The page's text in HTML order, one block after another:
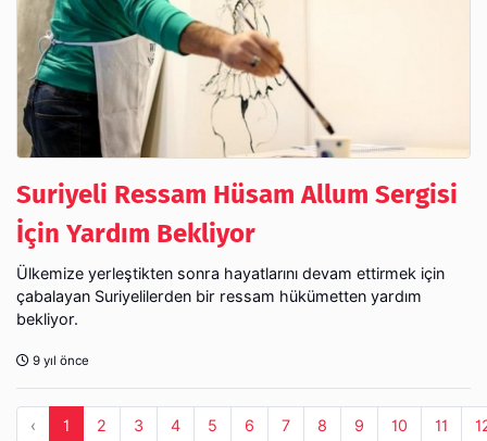
Suriyeli Ressam Hüsam Allum Sergisi
İçin Yardım Bekliyor
Ülkemize yerleştikten sonra hayatlarını devam ettirmek için
çabalayan Suriyelilerden bir ressam hükümetten yardım
bekliyor.
9 yıl önce
‹ 1 2 3 4 5 6 7 8 9 10 11